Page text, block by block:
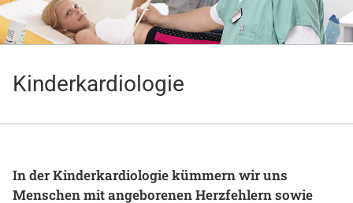
Kliniken & Einrichtungen
Beruf & Karriere
Kinderkardiologie
In der Kinderkardiologie kümmern wir uns
Menschen mit angeborenen Herzfehlern sowie